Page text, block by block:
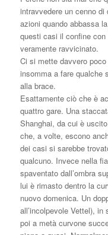
intravvedere un cenno
azioni quando abbassa
questi casi il confine con
veramente ravvicinato.
Ci si mette davvero
insomma a fare qualche
alla brace.
Esattamente ciò che è
quattro gare. Una
Shanghai, da cui è
che, a volte, escono
dei casi si sarebbe
qualcuno. Invece nella
spaventato dall’ombra
lui è rimasto dentro la
nuovo domenica. Un
all’incolpevole Vettel),
poi a metà curvone